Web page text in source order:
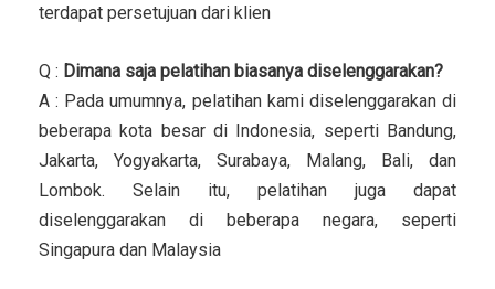
terdapat persetujuan dari klien
Q : Dimana saja pelatihan biasanya diselenggarakan?
A : Pada umumnya, pelatihan kami diselenggarakan di
beberapa kota besar di Indonesia, seperti Bandung,
Jakarta, Yogyakarta, Surabaya, Malang, Bali, dan
Lombok. Selain itu, pelatihan juga dapat
diselenggarakan di beberapa negara, seperti
Singapura dan Malaysia